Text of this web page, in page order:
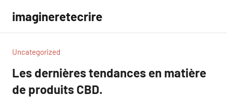
contenu
imagineretecrire
Uncategorized
Les dernières tendances en matière
de produits CBD.